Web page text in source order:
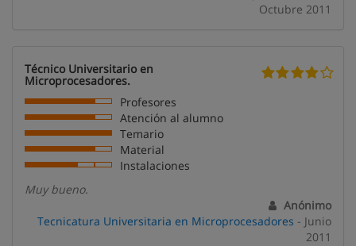
Octubre 2011
Técnico Universitario en
Microprocesadores.
Profesores
Atención al alumno
Temario
Material
Instalaciones
Muy bueno.
Anónimo
Tecnicatura Universitaria en Microprocesadores - Junio
2011